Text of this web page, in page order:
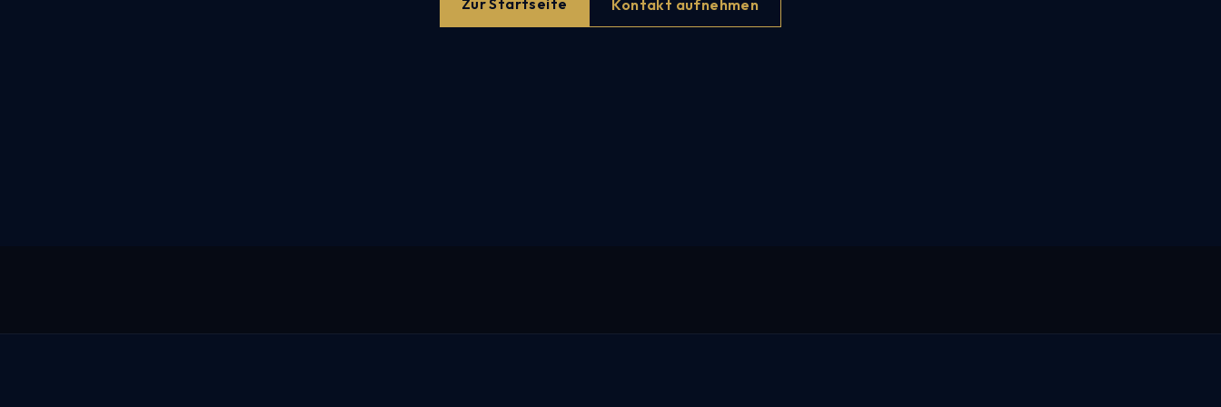
Zur Startseite Kontakt aufnehmen